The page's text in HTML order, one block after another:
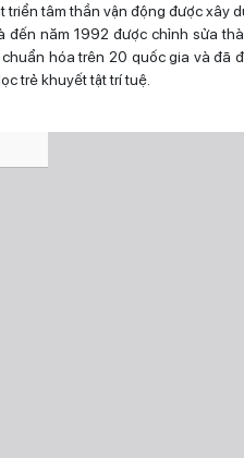
tâm thần vận động được xây
năm 1992 được chỉnh sửa
hóa trên 20 quốc gia và đã
trẻ khuyết tật trí tuệ.